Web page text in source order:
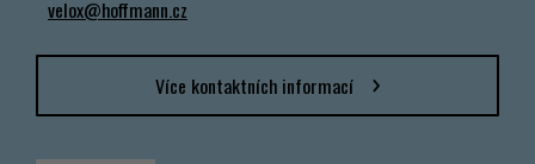
velox@hoffmann.cz
Více kontaktních informací